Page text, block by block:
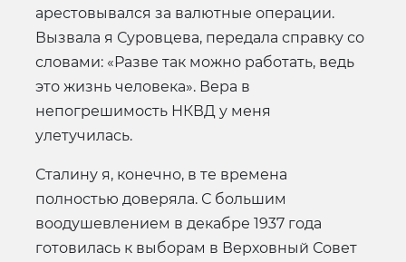
арестовывался за валютные операции.
Вызвала я Суровцева, передала справку со
словами: «Разве так можно работать, ведь
это жизнь человека». Вера в
непогрешимость НКВД у меня
улетучилась.
Сталину я, конечно, в те времена
полностью доверяла. С большим
воодушевлением в декабре 1937 года
готовилась к выборам в Верховный Совет